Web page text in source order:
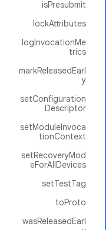
isPresubmit
lockAttributes
logInvocationMe
trics
markReleasedEarl
y
setConfiguration
Descriptor
setModuleInvoca
tionContext
setRecoveryMod
eForAllDevices
setTestTag
toProto
wasReleasedEarl